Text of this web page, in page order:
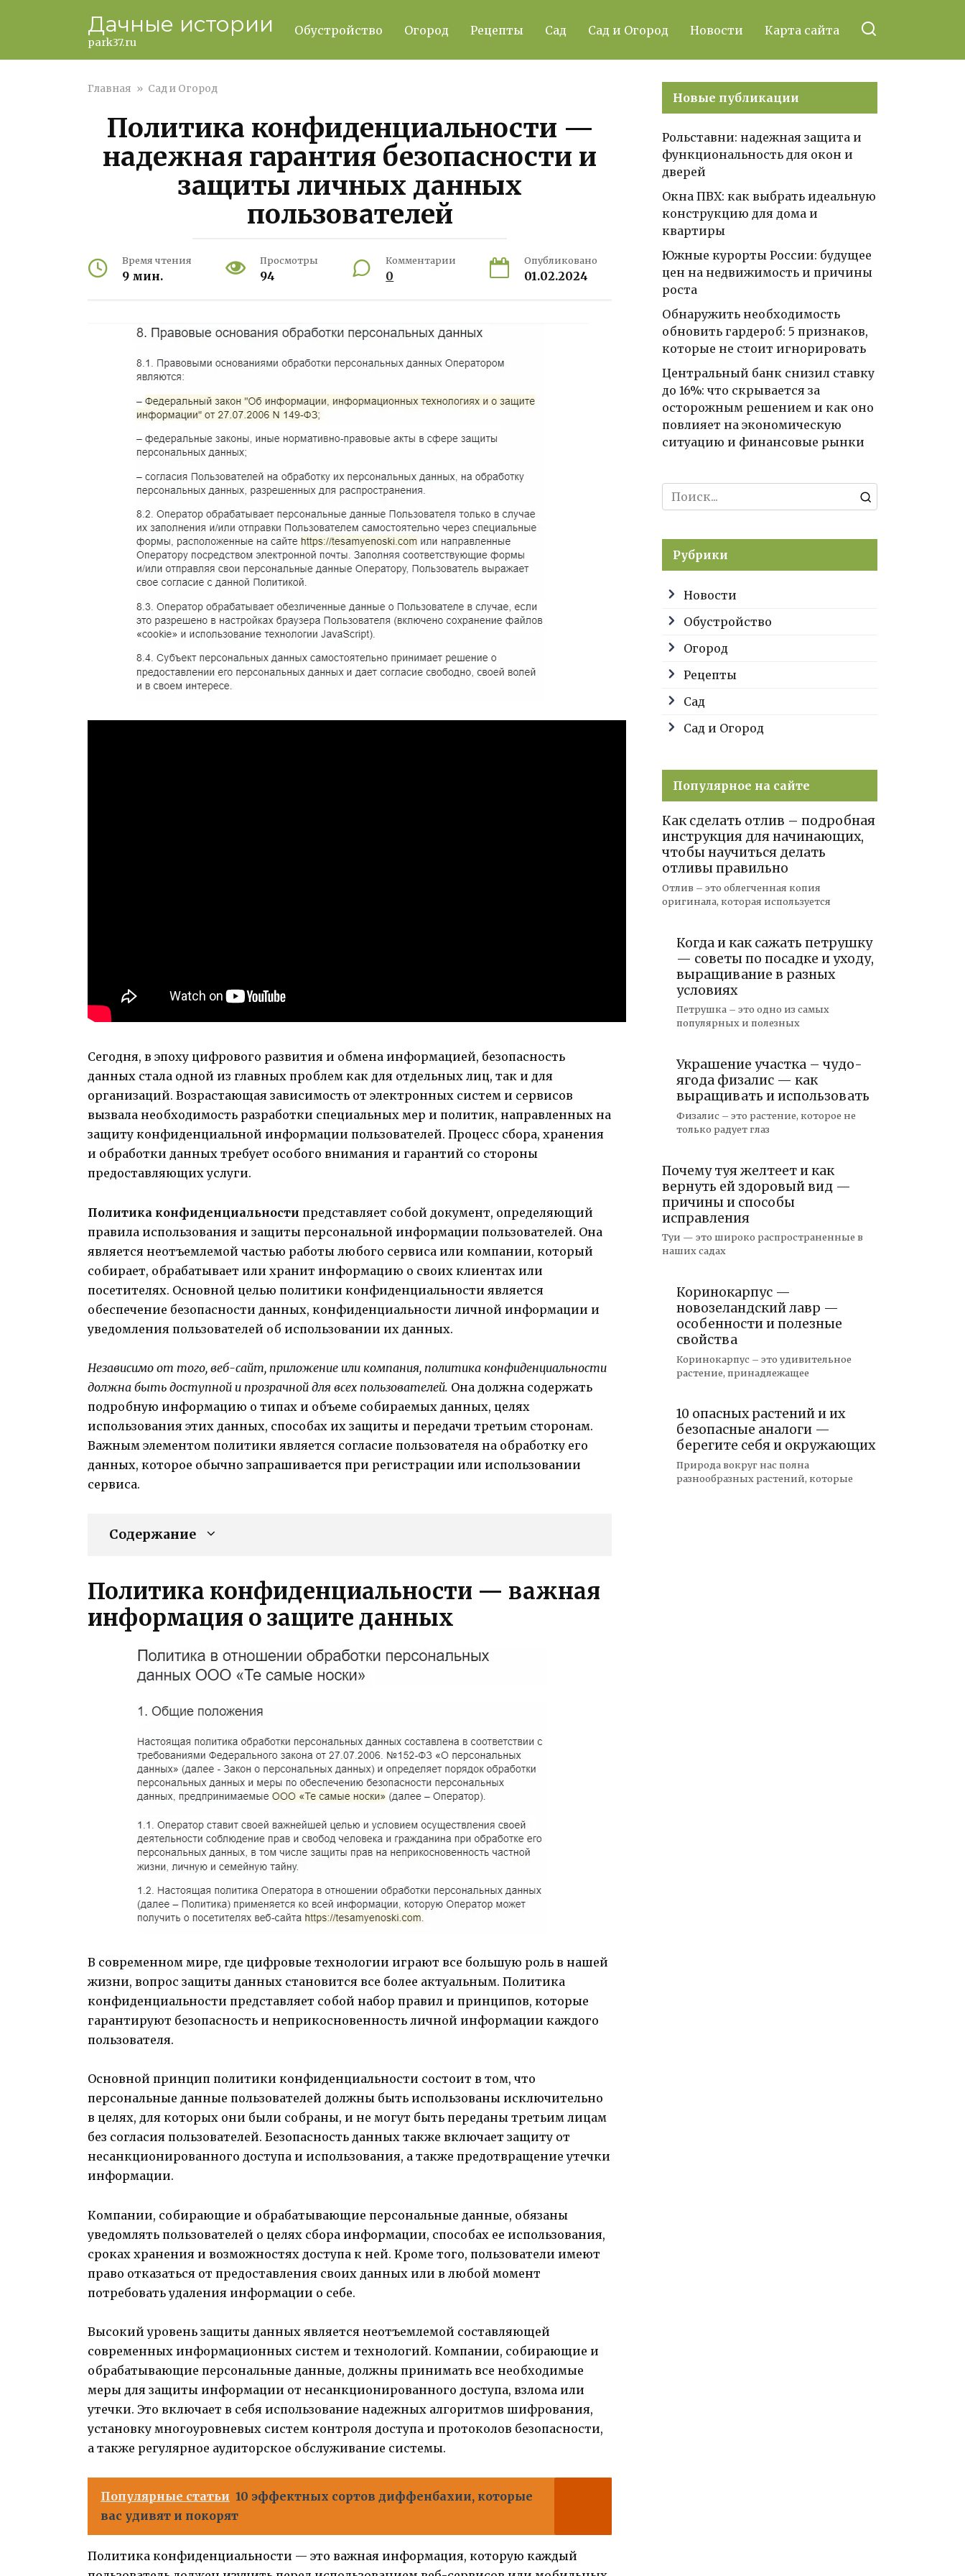
Дачные истории
park37.ru
Обустройство Огород Рецепты Сад Сад и Огород Новости Карта сайта
Главная » Сад и Огород
Политика конфиденциальности —
надежная гарантия безопасности и
защиты личных данных
пользователей
Время чтения
9 мин.
Просмотры
94
Комментарии
0
Опубликовано
01.02.2024
Сегодня, в эпоху цифрового развития и обмена информацией, безопасность
данных стала одной из главных проблем как для отдельных лиц, так и для
организаций. Возрастающая зависимость от электронных систем и сервисов
вызвала необходимость разработки специальных мер и политик, направленных на
защиту конфиденциальной информации пользователей. Процесс сбора, хранения
и обработки данных требует особого внимания и гарантий со стороны
предоставляющих услуги.
Политика конфиденциальности представляет собой документ, определяющий
правила использования и защиты персональной информации пользователей. Она
является неотъемлемой частью работы любого сервиса или компании, который
собирает, обрабатывает или хранит информацию о своих клиентах или
посетителях. Основной целью политики конфиденциальности является
обеспечение безопасности данных, конфиденциальности личной информации и
уведомления пользователей об использовании их данных.
Независимо от того, веб-сайт, приложение или компания, политика конфиденциальности
должна быть доступной и прозрачной для всех пользователей. Она должна содержать
подробную информацию о типах и объеме собираемых данных, целях
использования этих данных, способах их защиты и передачи третьим сторонам.
Важным элементом политики является согласие пользователя на обработку его
данных, которое обычно запрашивается при регистрации или использовании
сервиса.
Содержание
Политика конфиденциальности — важная
информация о защите данных
В современном мире, где цифровые технологии играют все большую роль в нашей
жизни, вопрос защиты данных становится все более актуальным. Политика
конфиденциальности представляет собой набор правил и принципов, которые
гарантируют безопасность и неприкосновенность личной информации каждого
пользователя.
Основной принцип политики конфиденциальности состоит в том, что
персональные данные пользователей должны быть использованы исключительно
в целях, для которых они были собраны, и не могут быть переданы третьим лицам
без согласия пользователей. Безопасность данных также включает защиту от
несанкционированного доступа и использования, а также предотвращение утечки
информации.
Компании, собирающие и обрабатывающие персональные данные, обязаны
уведомлять пользователей о целях сбора информации, способах ее использования,
сроках хранения и возможностях доступа к ней. Кроме того, пользователи имеют
право отказаться от предоставления своих данных или в любой момент
потребовать удаления информации о себе.
Высокий уровень защиты данных является неотъемлемой составляющей
современных информационных систем и технологий. Компании, собирающие и
обрабатывающие персональные данные, должны принимать все необходимые
меры для защиты информации от несанкционированного доступа, взлома или
утечки. Это включает в себя использование надежных алгоритмов шифрования,
установку многоуровневых систем контроля доступа и протоколов безопасности,
а также регулярное аудиторское обслуживание системы.
Популярные статьи 10 эффектных сортов диффенбахии, которые
вас удивят и покорят
Политика конфиденциальности — это важная информация, которую каждый
Новые публикации
Рольставни: надежная защита и
функциональность для окон и
дверей
Окна ПВХ: как выбрать идеальную
конструкцию для дома и
квартиры
Южные курорты России: будущее
цен на недвижимость и причины
роста
Обнаружить необходимость
обновить гардероб: 5 признаков,
которые не стоит игнорировать
Центральный банк снизил ставку
до 16%: что скрывается за
осторожным решением и как оно
повлияет на экономическую
ситуацию и финансовые рынки
Search
for:
Рубрики
Новости
Обустройство
Огород
Рецепты
Сад
Сад и Огород
Популярное на сайте
Как сделать отлив – подробная
инструкция для начинающих,
чтобы научиться делать
отливы правильно
Отлив – это облегченная копия
оригинала, которая используется
Когда и как сажать петрушку
— советы по посадке и уходу,
выращивание в разных
условиях
Петрушка – это одно из самых
популярных и полезных
Украшение участка – чудо-
ягода физалис — как
выращивать и использовать
Физалис – это растение, которое не
только радует глаз
Почему туя желтеет и как
вернуть ей здоровый вид —
причины и способы
исправления
Туи — это широко распространенные в
наших садах
Коринокарпус —
новозеландский лавр —
особенности и полезные
свойства
Коринокарпус – это удивительное
растение, принадлежащее
10 опасных растений и их
безопасные аналоги —
берегите себя и окружающих
Природа вокруг нас полна
разнообразных растений, которые